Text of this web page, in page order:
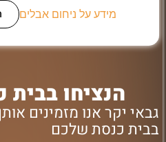
מידע על ניחום אבלים
הנציחו
גבאי יקר אנו מזמינים
בבית כנסת שלכם